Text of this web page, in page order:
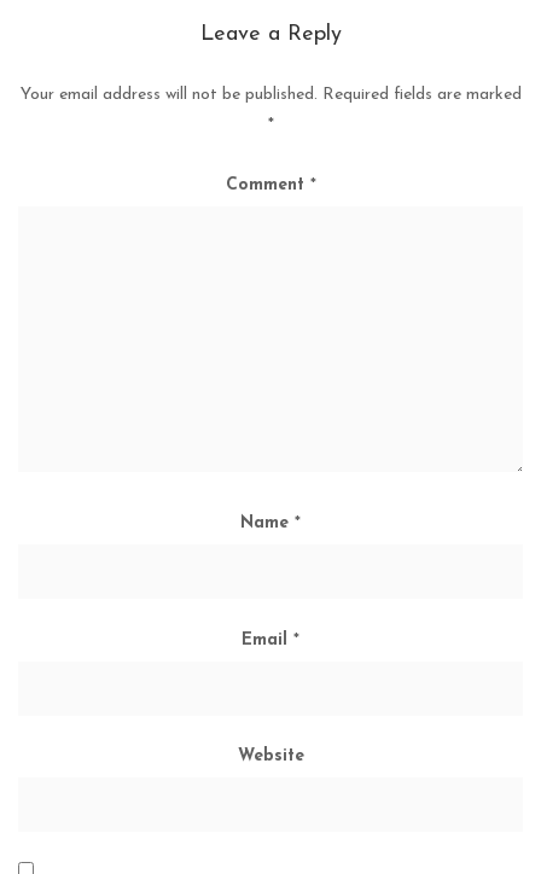
Leave a Reply
Your email address will not be published. Required fields are marked
*
Comment *
Name *
Email *
Website